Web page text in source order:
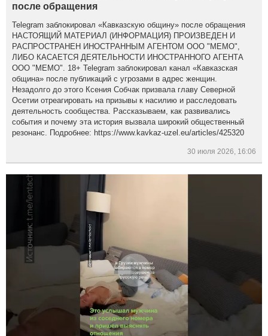
после обращения
Telegram заблокировал «Кавказскую общину» после обращения
НАСТОЯЩИЙ МАТЕРИАЛ (ИНФОРМАЦИЯ) ПРОИЗВЕДЕН И
РАСПРОСТРАНЕН ИНОСТРАННЫМ АГЕНТОМ ООО "МЕМО",
ЛИБО КАСАЕТСЯ ДЕЯТЕЛЬНОСТИ ИНОСТРАННОГО АГЕНТА
ООО "МЕМО". 18+ Telegram заблокировал канал «Кавказская
община» после публикаций с угрозами в адрес женщин.
Незадолго до этого Ксения Собчак призвала главу Северной
Осетии отреагировать на призывы к насилию и расследовать
деятельность сообщества. Рассказываем, как развивались
события и почему эта история вызвала широкий общественный
резонанс. Подробнее: https://www.kavkaz-uzel.eu/articles/425320
30 июля 2026, 16:06